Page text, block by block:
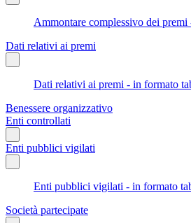
Ammontare complessivo dei
Dati relativi ai premi
Dati relativi ai premi - in formato
Benessere organizzativo
Enti controllati
Enti pubblici vigilati
Enti pubblici vigilati - in formato
Società partecipate